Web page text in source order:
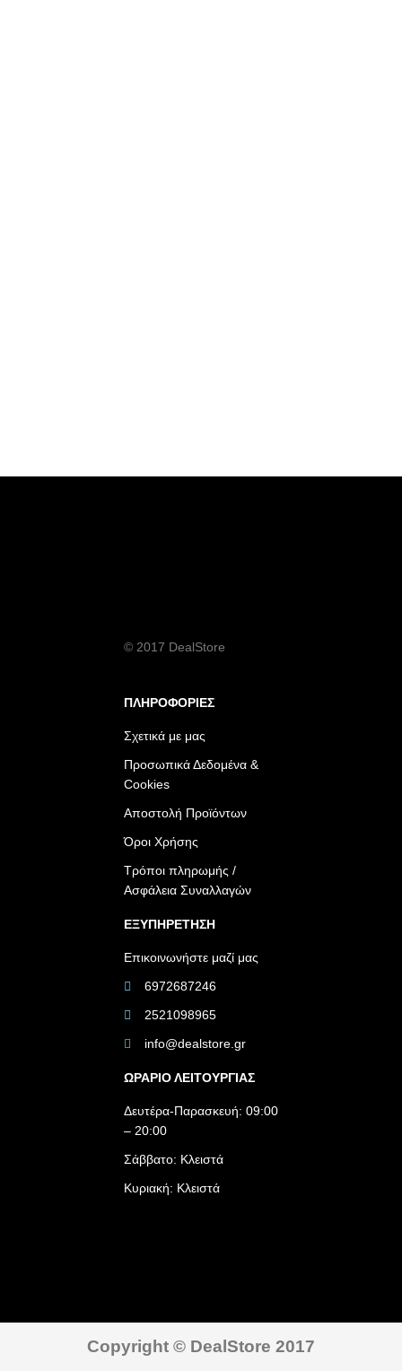
© 2017 DealStore
ΠΛΗΡΟΦΟΡΙΕΣ
Σχετικά με μας
Προσωπικά Δεδομένα &
Cookies
Αποστολή Προϊόντων
Όροι Χρήσης
Τρόποι πληρωμής /
Ασφάλεια Συναλλαγών
ΕΞΥΠΗΡΕΤΗΣΗ
Επικοινωνήστε μαζί μας
6972687246
2521098965
info@dealstore.gr
ΩΡΑΡΙΟ ΛΕΙΤΟΥΡΓΙΑΣ​
Δευτέρα-Παρασκευή: 09:00
– 20:00
Σάββατο: Κλειστά
Κυριακή: Κλειστά
Copyright © DealStore 2017